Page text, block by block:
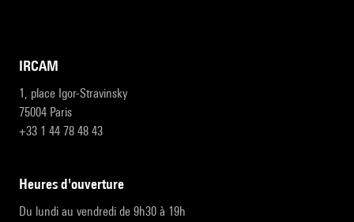
IRCAM
1, place Igor-Stravinsky
75004 Paris
+33 1 44 78 48 43
heures d'ouverture
Du lundi au vendredi de 9h30 à 19h